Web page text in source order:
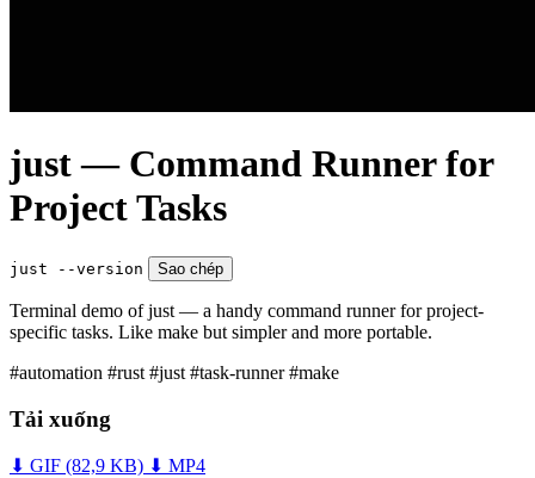
just — Command Runner for
Project Tasks
just --version Sao chép
Terminal demo of just — a handy command runner for project-
specific tasks. Like make but simpler and more portable.
#automation #rust #just #task-runner#make
Tải xuống
⬇ GIF (82,9 KB) ⬇ MP4